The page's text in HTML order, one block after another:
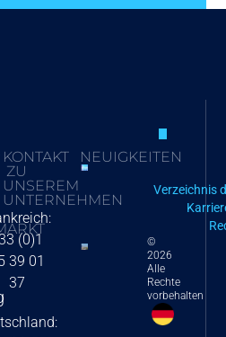
KONTAKT
ZU
UNSEREM
UNTERNEHMEN
(0)1
39 01
37
NEUIGKEITEN
Preisstrategien
Mehr als 330
produkte im
französischen
©
2026
Alle
Rechte
vorbehalten
Verzeichnis